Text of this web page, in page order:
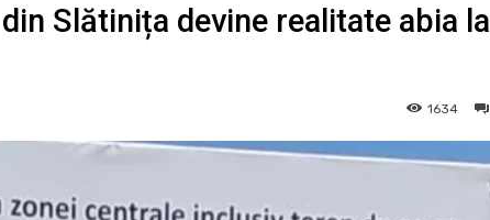
Slătinița devine realitate abia la
1634